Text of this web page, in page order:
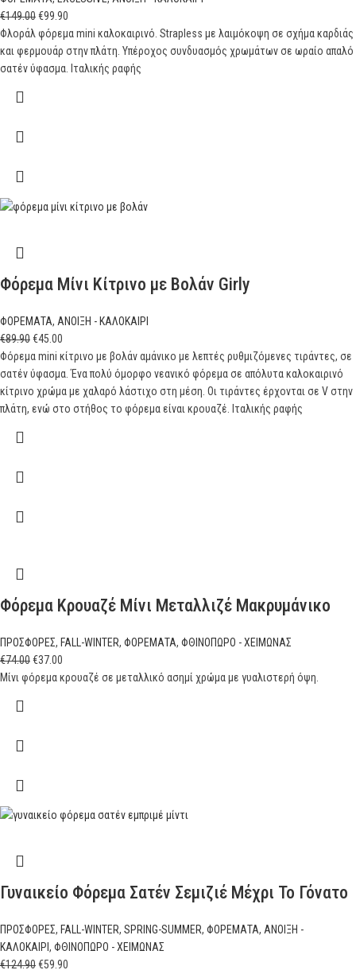
€149.00€99.90
Φλοράλ φόρεμα mini καλοκαιρινό. Strapless με λαιμόκοψη σε σχήμα καρδιάς
και φερμουάρ στην πλάτη. Υπέροχος συνδυασμός χρωμάτων σε ωραίο απαλό
σατέν ύφασμα. Ιταλικής ραφής
Φόρεμα Μίνι Κίτρινο με Βολάν Girly
ΦΟΡΕΜΑΤΑ, ΑΝΟΙΞΗ - ΚΑΛΟΚΑΙΡΙ
€89.90€45.00
Φόρεμα mini κίτρινο με βολάν αμάνικο με λεπτές ρυθμιζόμενες τιράντες, σε
σατέν ύφασμα. Ένα πολύ όμορφο νεανικό φόρεμα σε απόλυτα καλοκαιρινό
κίτρινο χρώμα με χαλαρό λάστιχο στη μέση. Οι τιράντες έρχονται σε V στην
πλάτη, ενώ στο στήθος το φόρεμα είναι κρουαζέ. Ιταλικής ραφής
Φόρεμα Κρουαζέ Μίνι Μεταλλιζέ Μακρυμάνικο
ΠΡΟΣΦΟΡΕΣ, FALL-WINTER, ΦΟΡΕΜΑΤΑ, ΦΘΙΝΟΠΩΡΟ - ΧΕΙΜΩΝΑΣ
€74.00€37.00
Μίνι φόρεμα κρουαζέ σε μεταλλικό ασημί χρώμα με γυαλιστερή όψη.
Γυναικείο Φόρεμα Σατέν Σεμιζιέ Μέχρι Το Γόνατο
ΠΡΟΣΦΟΡΕΣ, FALL-WINTER, SPRING-SUMMER, ΦΟΡΕΜΑΤΑ, ΑΝΟΙΞΗ -
ΚΑΛΟΚΑΙΡΙ , ΦΘΙΝΟΠΩΡΟ - ΧΕΙΜΩΝΑΣ
€124.90€59.90